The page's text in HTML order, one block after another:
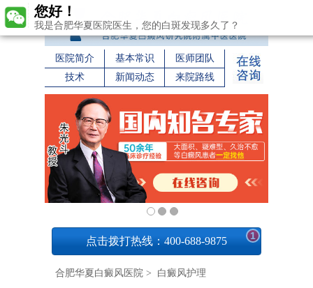
医院简介 基本常识
医师团队
技术
新闻动态 来院路线
点击拨打热线：400-688-9875 1
合肥华夏白癜风医院 > 白癜风护理
您好！
我是合肥华夏医院医生，您的白斑发现多久了？